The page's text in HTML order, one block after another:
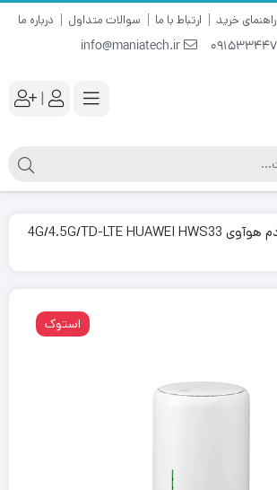
راهنمای خرید ارتباط با ما سوالات متداول درباره ما
info@maniatech.ir
|
مودم هوآوی 4G/4.5G/TD-LTE HUAWEI HWS33
استوک